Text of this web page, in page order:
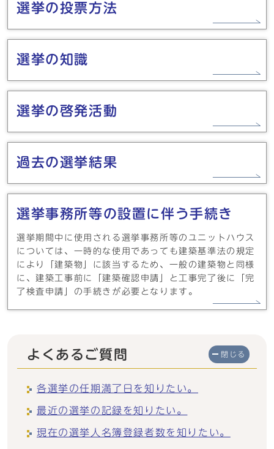
選挙の投票方法
選挙の知識
選挙の啓発活動
過去の選挙結果
選挙事務所等の設置に伴う手続き
選挙期間中に使用される選挙事務所等のユニットハウス
については、一時的な使用であっても建築基準法の規定
により「建築物」に該当するため、一般の建築物と同様
に、建築工事前に「建築確認申請」と工事完了後に「完
了検査申請」の手続きが必要となります。
よくあるご質問 閉じる
各選挙の任期満了日を知りたい。
最近の選挙の記録を知りたい。
現在の選挙人名簿登録者数を知りたい。